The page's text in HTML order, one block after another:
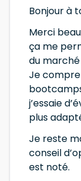
Bonjour à
Merci
ça me
du
Je
j’essaie
plus
Je reste
conseil
est noté.